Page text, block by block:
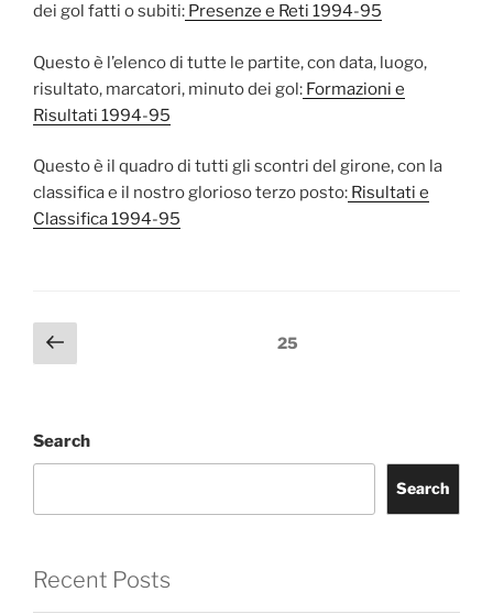
dei gol fatti o subiti: Presenze e Reti 1994-95
Questo è l’elenco di tutte le partite, con data, luogo,
risultato, marcatori, minuto dei gol: Formazioni e
Risultati 1994-95
Questo è il quadro di tutti gli scontri del girone, con la
classifica e il nostro glorioso terzo posto: Risultati e
Classifica 1994-95
Posts
pagination
Previous
page
Page25
Search
Search
Recent Posts